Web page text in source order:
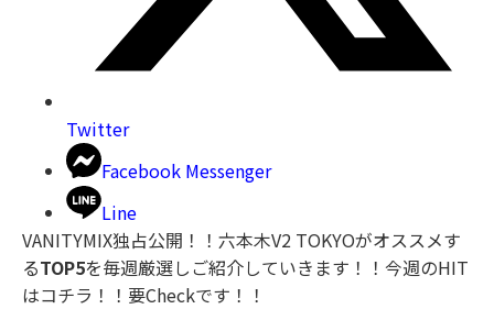
Twitter
Facebook Messenger
Line
VANITYMIX独占公開！！六本木V2 TOKYOがオススメす
るTOP5を毎週厳選しご紹介していきます！！今週のHIT
はコチラ！！要Checkです！！